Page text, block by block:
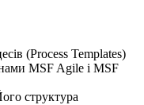
(Process Templates)
MSF Agile i MSF
структура